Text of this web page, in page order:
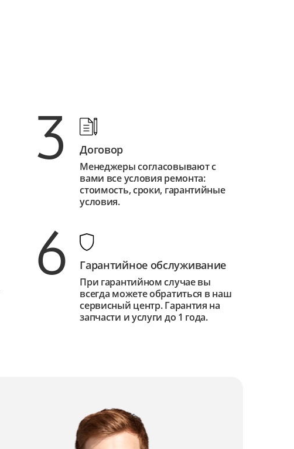
3 Договор
Менеджеры согласовывают с
вами все условия ремонта:
стоимость, сроки, гарантийные
условия.
6 Гарантийное обслуживание
При гарантийном случае вы
всегда можете обратиться в наш
сервисный центр. Гарантия на
запчасти и услуги до 1 года.